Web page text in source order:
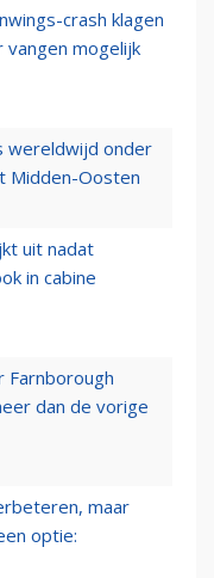
crash klagen
vangen mogelijk
wereldwijd onder
Midden-Oosten
uit nadat
in cabine
Farnborough
dan de vorige
maar
optie: